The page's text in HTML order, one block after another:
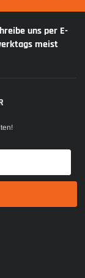
uns per E-
meist